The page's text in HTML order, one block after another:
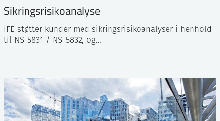
Sikringsrisikoanalyse
IFE støtter kunder med sikringsrisikoanalyser i henhold
til NS-5831 / NS-5832, og…